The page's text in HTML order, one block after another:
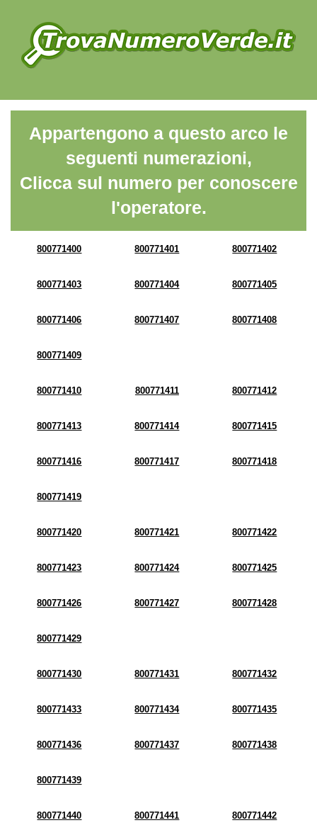
Appartengono a questo arco le
seguenti numerazioni,
Clicca sul numero per conoscere
l'operatore.
800771400 800771401 800771402
800771403 800771404 800771405
800771406 800771407 800771408
800771409
800771410 800771411 800771412
800771413 800771414 800771415
800771416 800771417 800771418
800771419
800771420 800771421 800771422
800771423 800771424 800771425
800771426 800771427 800771428
800771429
800771430 800771431 800771432
800771433 800771434 800771435
800771436 800771437 800771438
800771439
800771440 800771441 800771442